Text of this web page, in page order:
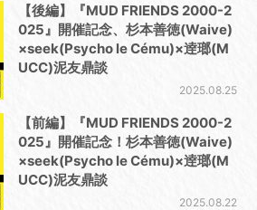
【後編】『MUD FRIENDS 2000-2
025』開催記念、杉本善徳(Waive)
×seek(Psycho le Cému)×逹瑯(M
UCC)泥友鼎談
2025.08.25
【前編】『MUD FRIENDS 2000-2
025』開催記念！杉本善徳(Waive)
×seek(Psycho le Cému)×逹瑯(M
UCC)泥友鼎談
2025.08.22